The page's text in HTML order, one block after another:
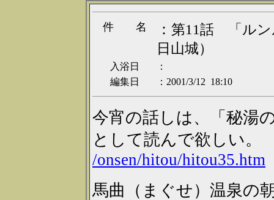
件 名 ： 第11話 「ルン
日山城）
入浴日
：
編集日
：2001/3/12 18:10
今宵の話しは、「秘湯
として読んで欲しい。
/onsen/hitou/hitou35.htm
馬曲（まぐせ）温泉の